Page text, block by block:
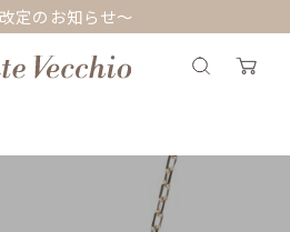
定のお知らせ～